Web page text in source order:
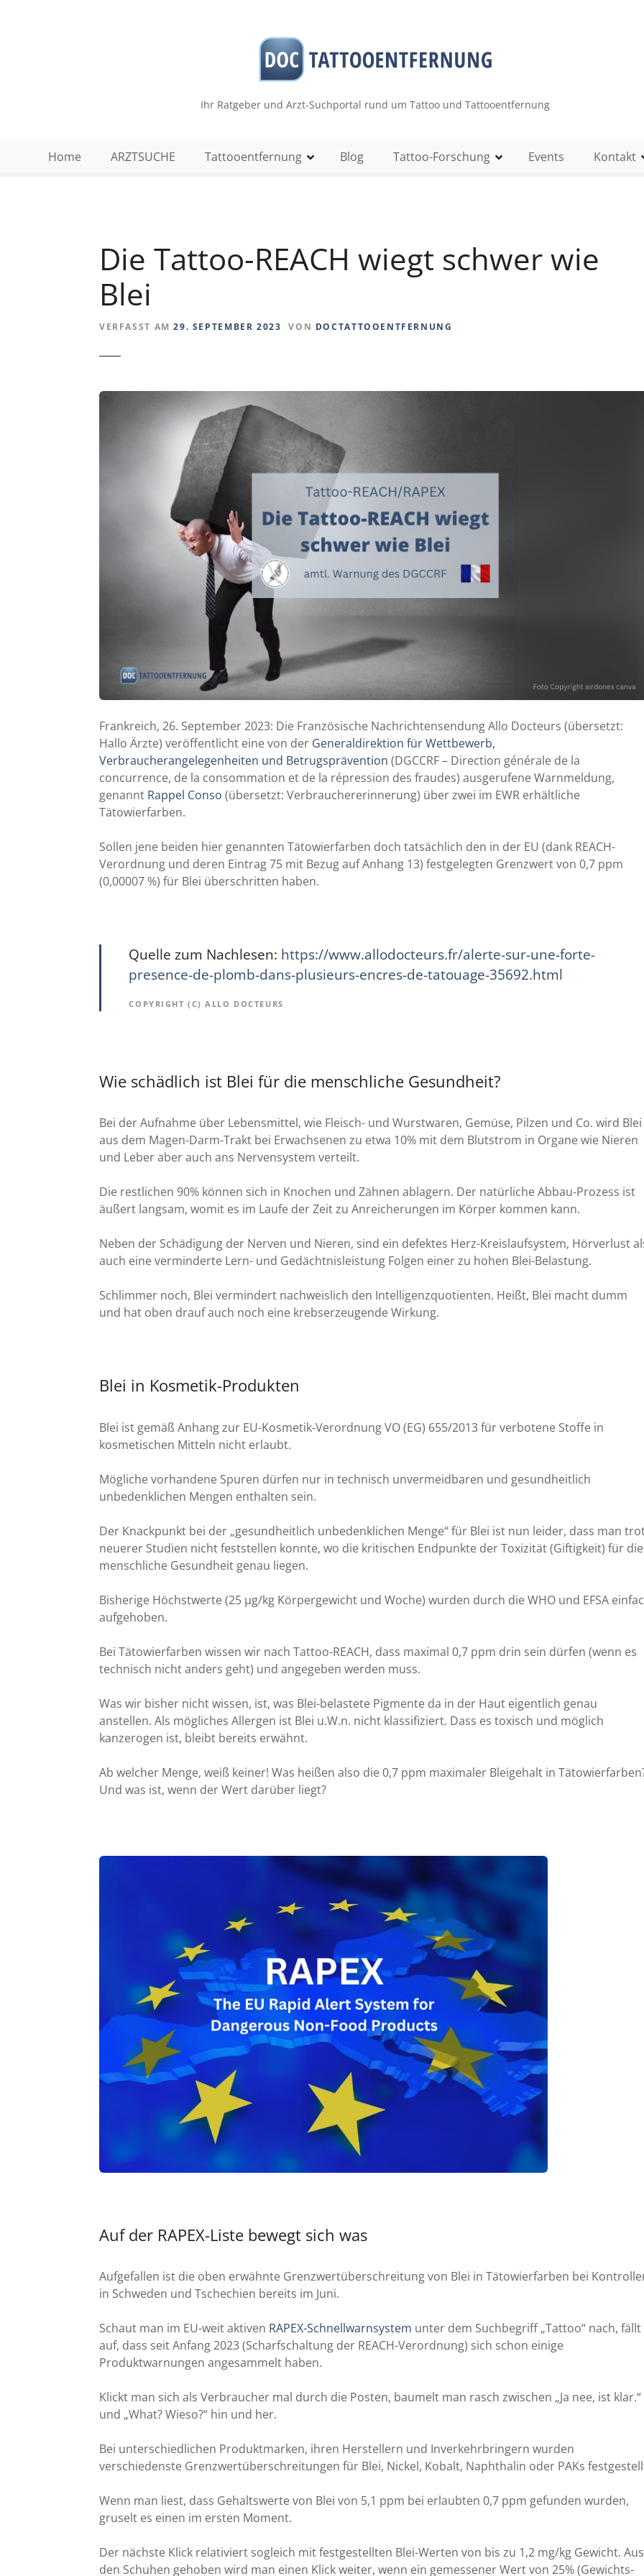
Ihr Ratgeber und Arzt-Suchportal rund um Tattoo und Tattooentfernung
Home ARZTSUCHE Tattooentfernung Blog Tattoo-Forschung Events Kontakt
Die Tattoo-REACH wiegt schwer wie
Blei
VERFASST AM 29. SEPTEMBER 2023 VON DOCTATTOOENTFERNUNG
Frankreich, 26. September 2023: Die Französische Nachrichtensendung Allo Docteurs (übersetzt:
Hallo Ärzte) veröffentlicht eine von der Generaldirektion für Wettbewerb,
Verbraucherangelegenheiten und Betrugsprävention (DGCCRF – Direction générale de la
concurrence, de la consommation et de la répression des fraudes) ausgerufene Warnmeldung,
genannt Rappel Conso (übersetzt: Verbrauchererinnerung) über zwei im EWR erhältliche
Tätowierfarben.
Sollen jene beiden hier genannten Tätowierfarben doch tatsächlich den in der EU (dank REACH-
Verordnung und deren Eintrag 75 mit Bezug auf Anhang 13) festgelegten Grenzwert von 0,7 ppm
(0,00007 %) für Blei überschritten haben.
Quelle zum Nachlesen: https://www.allodocteurs.fr/alerte-sur-une-forte-
presence-de-plomb-dans-plusieurs-encres-de-tatouage-35692.html
COPYRIGHT (C) ALLO DOCTEURS
Wie schädlich ist Blei für die menschliche Gesundheit?
Bei der Aufnahme über Lebensmittel, wie Fleisch- und Wurstwaren, Gemüse, Pilzen und Co. wird Blei
aus dem Magen-Darm-Trakt bei Erwachsenen zu etwa 10% mit dem Blutstrom in Organe wie Nieren
und Leber aber auch ans Nervensystem verteilt.
Die restlichen 90% können sich in Knochen und Zähnen ablagern. Der natürliche Abbau-Prozess ist
äußert langsam, womit es im Laufe der Zeit zu Anreicherungen im Körper kommen kann.
Neben der Schädigung der Nerven und Nieren, sind ein defektes Herz-Kreislaufsystem, Hörverlust
auch eine verminderte Lern- und Gedächtnisleistung Folgen einer zu hohen Blei-Belastung.
Schlimmer noch, Blei vermindert nachweislich den Intelligenzquotienten. Heißt, Blei macht dumm
und hat oben drauf auch noch eine krebserzeugende Wirkung.
Blei in Kosmetik-Produkten
Blei ist gemäß Anhang zur EU-Kosmetik-Verordnung VO (EG) 655/2013 für verbotene Stoffe in
kosmetischen Mitteln nicht erlaubt.
Mögliche vorhandene Spuren dürfen nur in technisch unvermeidbaren und gesundheitlich
unbedenklichen Mengen enthalten sein.
Der Knackpunkt bei der „gesundheitlich unbedenklichen Menge“ für Blei ist nun leider, dass man
neuerer Studien nicht feststellen konnte, wo die kritischen Endpunkte der Toxizität (Giftigkeit) für die
menschliche Gesundheit genau liegen.
Bisherige Höchstwerte (25 µg/kg Körpergewicht und Woche) wurden durch die WHO und EFSA
aufgehoben.
Bei Tätowierfarben wissen wir nach Tattoo-REACH, dass maximal 0,7 ppm drin sein dürfen (wenn es
technisch nicht anders geht) und angegeben werden muss.
Was wir bisher nicht wissen, ist, was Blei-belastete Pigmente da in der Haut eigentlich genau
anstellen. Als mögliches Allergen ist Blei u.W.n. nicht klassifiziert. Dass es toxisch und möglich
kanzerogen ist, bleibt bereits erwähnt.
Ab welcher Menge, weiß keiner! Was heißen also die 0,7 ppm maximaler Bleigehalt in
Und was ist, wenn der Wert darüber liegt?
Auf der RAPEX-Liste bewegt sich was
Aufgefallen ist die oben erwähnte Grenzwertüberschreitung von Blei in Tätowierfarben bei
in Schweden und Tschechien bereits im Juni.
Schaut man im EU-weit aktiven RAPEX-Schnellwarnsystem unter dem Suchbegriff „Tattoo“ nach, fällt
auf, dass seit Anfang 2023 (Scharfschaltung der REACH-Verordnung) sich schon einige
Produktwarnungen angesammelt haben.
Klickt man sich als Verbraucher mal durch die Posten, baumelt man rasch zwischen „Ja nee, ist klar.“
und „What? Wieso?“ hin und her.
Bei unterschiedlichen Produktmarken, ihren Herstellern und Inverkehrbringern wurden
verschiedenste Grenzwertüberschreitungen für Blei, Nickel, Kobalt, Naphthalin oder PAKs
Wenn man liest, dass Gehaltswerte von Blei von 5,1 ppm bei erlaubten 0,7 ppm gefunden wurden,
gruselt es einen im ersten Moment.
Der nächste Klick relativiert sogleich mit festgestellten Blei-Werten von bis zu 1,2 mg/kg Gewicht. Aus
den Schuhen gehoben wird man einen Klick weiter, wenn ein gemessener Wert von 25% (Gewichts-